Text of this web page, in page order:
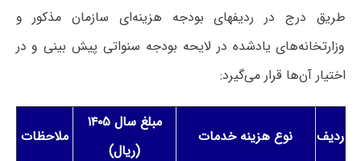
طریق درج در ردیفهای بودجه هزینه‌ای سازمان مذکور و
وزارتخانه‌های یادشده در لایحه بودجه سنواتی پیش بینی و در
اختیار آن‌ها قرار می‌گیرد:
ردیف نوع هزینه خدمات
مبلغ سال ۱۴۰۵
(ریال)
ملاحظات